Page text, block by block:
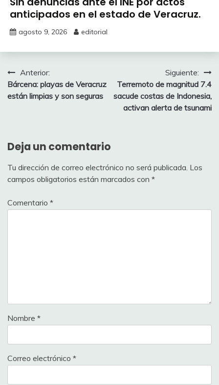
anticipados en el estado de Veracruz.
agosto 9, 2026 editorial
Navegación
de
Anterior:
Bárcena: playas de Veracruz
están limpias y son seguras
Siguiente:
Terremoto de magnitud 7.4
sacude costas de Indonesia,
activan alerta de tsunami
Deja un comentario
Tu dirección de correo electrónico no será publicada. Los
campos obligatorios están marcados con *
Comentario *
Nombre *
Correo electrónico *